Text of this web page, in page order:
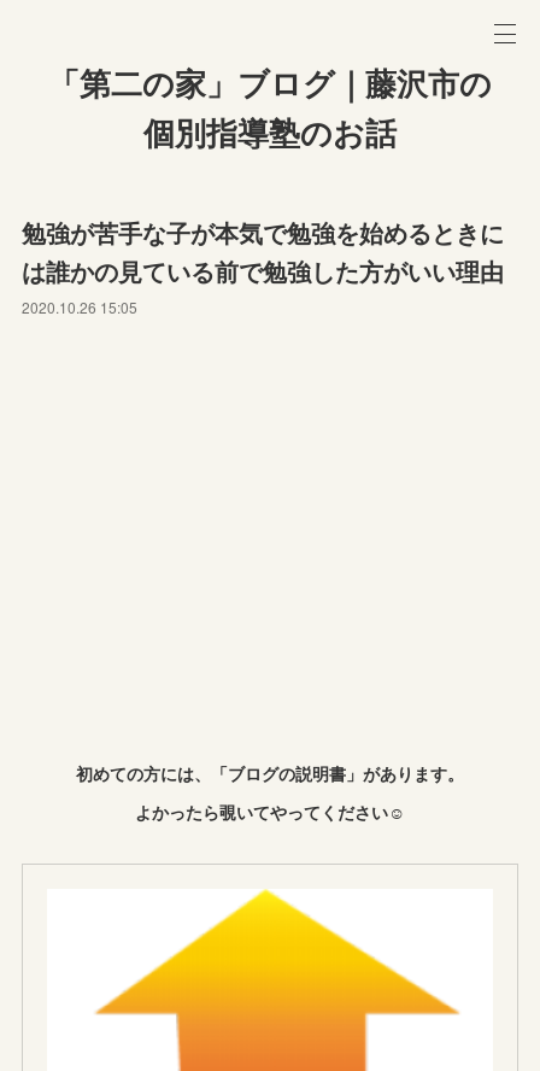
「第二の家」ブログ｜藤沢市の
個別指導塾のお話
勉強が苦手な子が本気で勉強を始めるときに
は誰かの見ている前で勉強した方がいい理由
2020.10.26 15:05
初めての方には、「ブログの説明書」があります。
よかったら覗いてやってください☺︎